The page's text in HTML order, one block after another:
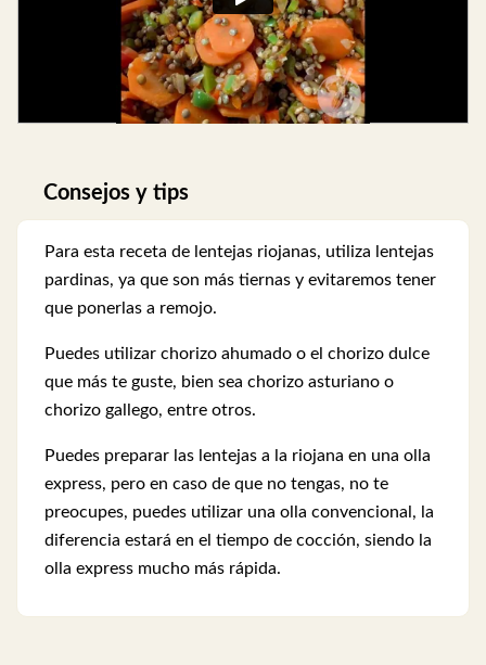
Consejos y tips
Para esta receta de lentejas riojanas, utiliza lentejas
pardinas, ya que son más tiernas y evitaremos tener
que ponerlas a remojo.
Puedes utilizar chorizo ahumado o el chorizo dulce
que más te guste, bien sea chorizo asturiano o
chorizo gallego, entre otros.
Puedes preparar las lentejas a la riojana en una olla
express, pero en caso de que no tengas, no te
preocupes, puedes utilizar una olla convencional, la
diferencia estará en el tiempo de cocción, siendo la
olla express mucho más rápida.